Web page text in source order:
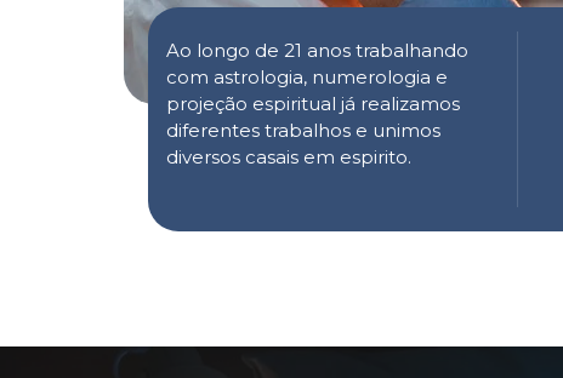
Ao longo de 21 anos trabalhando
com astrologia, numerologia e
projeção espiritual já realizamos
diferentes trabalhos e unimos
diversos casais em espirito.